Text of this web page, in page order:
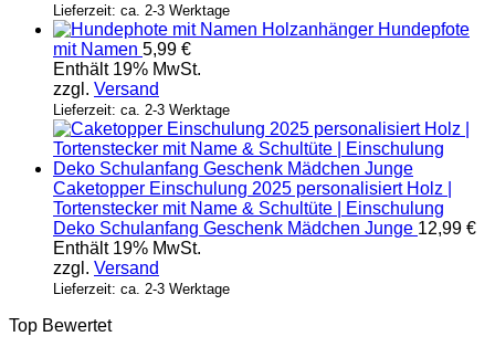
Lieferzeit: ca. 2-3 Werktage
Holzanhänger Hundepfote
mit Namen 5,99 €
Enthält 19% MwSt.
zzgl. Versand
Lieferzeit: ca. 2-3 Werktage
Caketopper Einschulung 2025 personalisiert Holz |
Tortenstecker mit Name & Schultüte | Einschulung
Deko Schulanfang Geschenk Mädchen Junge 12,99 €
Enthält 19% MwSt.
zzgl. Versand
Lieferzeit: ca. 2-3 Werktage
Top Bewertet